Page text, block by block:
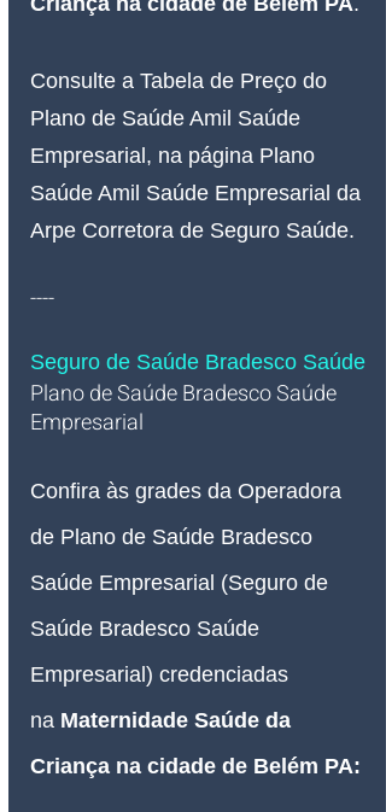
Consulte a Tabela de Preço do
Plano de Saúde Amil Saúde
Empresarial, na página Plano
Saúde Amil Saúde Empresarial da
Arpe Corretora de Seguro Saúde.
----
Seguro de Saúde Bradesco Saúde
Plano de Saúde Bradesco Saúde
Empresarial
Confira às grades da Operadora
de Plano de Saúde Bradesco
Saúde Empresarial (Seguro de
Saúde Bradesco Saúde
Empresarial) credenciadas
na Maternidade Saúde da
Criança na cidade de Belém PA: